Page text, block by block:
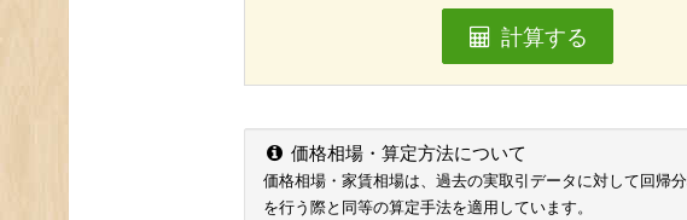
計算する
価格相場・算定方法について
価格相場・家賃相場は、過去の実取引データに対して回帰
を行う際と同等の算定手法を適用しています。